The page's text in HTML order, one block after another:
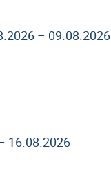
– 09.08.2026
16.08.2026